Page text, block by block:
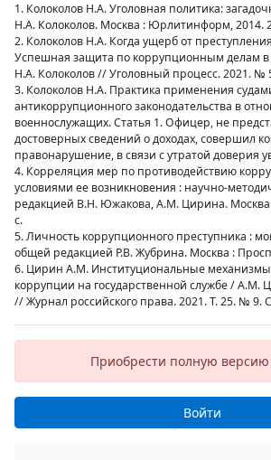
1. Колоколов Н.А. Уголовная политика:
Н.А. Колоколов. Москва : Юрлитинформ, 2014.
2. Колоколов Н.А. Когда ущерб от
Успешная защита по коррупционным делам
Н.А. Колоколов // Уголовный процесс. 2021. №
3. Колоколов Н.А. Практика применения
антикоррупционного законодательства в
военнослужащих. Статья 1. Офицер, не
достоверных сведений о доходах, совершил
правонарушение, в связи с утратой доверия
4. Корреляция мер по противодействию
условиями ее возникновения : научно-
редакцией В.Н. Южакова, А.М. Цирина.
с.
5. Личность коррупционного преступника :
общей редакцией Р.В. Жубрина. Москва :
6. Цирин А.М. Институциональные механизмы
коррупции на государственной службе / А.М.
// Журнал российского права. 2021. Т. 25. № 9.
Приобрести полную версию
Войти